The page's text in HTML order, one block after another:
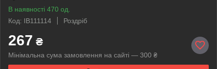
В наявності 470 од.
Код: IB111114
Роздріб
267 ₴
Мінімальна сума замовлення на сайті — 300 ₴